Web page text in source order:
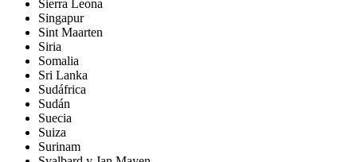
Sierra Leona
Singapur
Sint Maarten
Siria
Somalia
Sri Lanka
Sudáfrica
Sudán
Suecia
Suiza
Surinam